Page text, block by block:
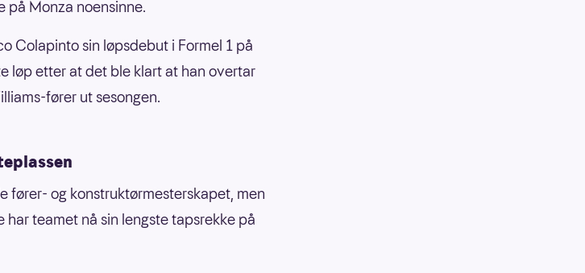
på Monza noensinne.
Colapinto sin løpsdebut i Formel 1 på
løp etter at det ble klart at han overtar
fører ut sesongen.
fører- og konstruktørmesterskapet, men
har teamet nå sin lengste tapsrekke på